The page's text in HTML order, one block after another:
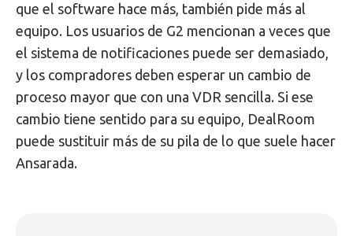
que el software hace más, también pide más al
equipo. Los usuarios de G2 mencionan a veces que
el sistema de notificaciones puede ser demasiado,
y los compradores deben esperar un cambio de
proceso mayor que con una VDR sencilla. Si ese
cambio tiene sentido para su equipo, DealRoom
puede sustituir más de su pila de lo que suele hacer
Ansarada.